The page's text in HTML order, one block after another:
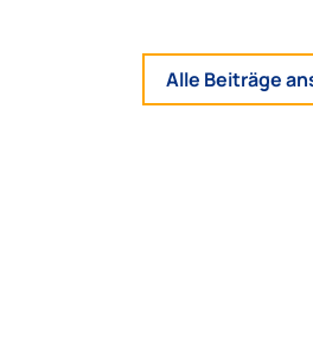
Alle Beiträge